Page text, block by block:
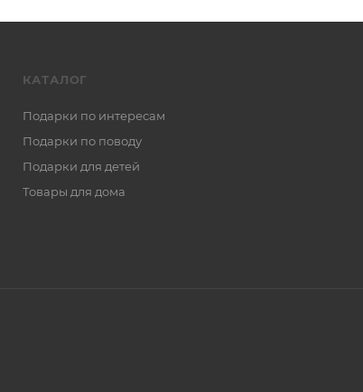
КАТАЛОГ
Подарки по интересам
Подарки по поводу
Подарки для детей
Товары для дома